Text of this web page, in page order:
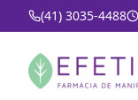
(41) 3035-4488